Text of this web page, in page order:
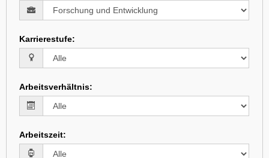
Karrierestufe:
Arbeitsverhältnis:
Arbeitszeit: